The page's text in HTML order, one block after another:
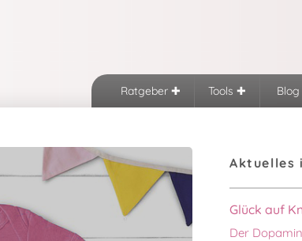
Ratgeber Tools Blog
Aktuelles
Glück auf
Der